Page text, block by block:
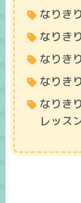
なりき
なりき
なりき
なりき
なりき
レッス